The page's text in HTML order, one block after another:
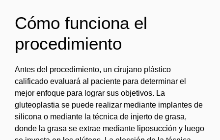
Cómo funciona el
procedimiento
Antes del procedimiento, un cirujano plástico
calificado evaluará al paciente para determinar el
mejor enfoque para lograr sus objetivos. La
gluteoplastia se puede realizar mediante implantes de
silicona o mediante la técnica de injerto de grasa,
donde la grasa se extrae mediante liposucción y luego